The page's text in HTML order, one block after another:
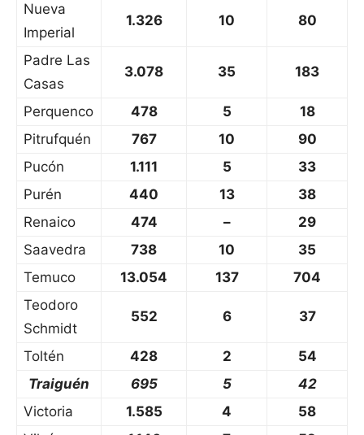
Nueva
Imperial
1.326 10 80
Padre Las
Casas
3.078 35 183
Perquenco 478 5
18
Pitrufquén
767 10
90
Pucón
1.111 5
33
Purén
440 13
38
Renaico
474 –
29
Saavedra
738 10
35
Temuco
13.054 137
704
Teodoro
Schmidt
552 6 37
Toltén 428 2
54
Traiguén
695 5
42
Victoria
1.585 4
58